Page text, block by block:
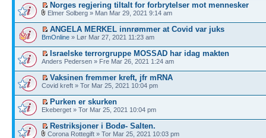
Norges regjering tiltalt for forbrytelser mot mennesker
Elmer Solberg » Man Mar 29, 2021 9:14 am
ANGELA MERKEL innrømmer at Covid var juks
BmOnline » Lør Mar 27, 2021 11:23 am
Israelske terrorgruppe MOSSAD har idag makten
Anders Pedersen » Fre Mar 26, 2021 1:24 am
Vaksinen fremmer kreft, jfr mRNA
Covid kreft » Tor Mar 25, 2021 10:04 pm
Purken er skurken
Ekeberget » Tor Mar 25, 2021 10:04 pm
Restriksjoner i Bodø- Salten.
Corona Rottegift » Tor Mar 25, 2021 10:03 pm